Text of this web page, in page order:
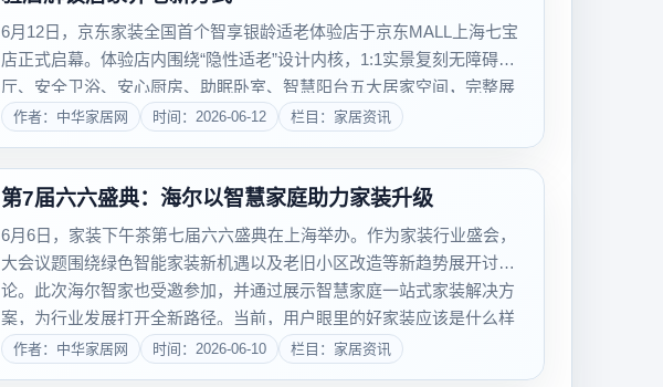
6月12日，京东家装全国首个智享银龄适老体验店于京东MALL上海七宝
店正式启幕。体验店内围绕“隐性适老”设计内核，1:1实景复刻无障碍客
厅、安全卫浴、安心厨房、助眠卧室、智慧阳台五大居家空间，完整展
示无高差地面、防滑铺装、紧急预警、语音智控等全链条适老改造方
作者：中华家居网 时间：2026-06-12 栏目：家居资讯
第7届六六盛典：海尔以智慧家庭助力家装升级
6月6日，家装下午茶第七届六六盛典在上海举办。作为家装行业盛会，
大会议题围绕绿色智能家装新机遇以及老旧小区改造等新趋势展开讨
论。此次海尔智家也受邀参加，并通过展示智慧家庭一站式家装解决方
案，为行业发展打开全新路径。当前，用户眼里的好家装应该是什么样
的？简单讲，既要省心省事，不用操心去...
作者：中华家居网 时间：2026-06-10 栏目：家居资讯